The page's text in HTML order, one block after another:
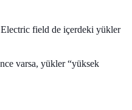
field de içerdeki yükler
varsa, yükler “yüksek